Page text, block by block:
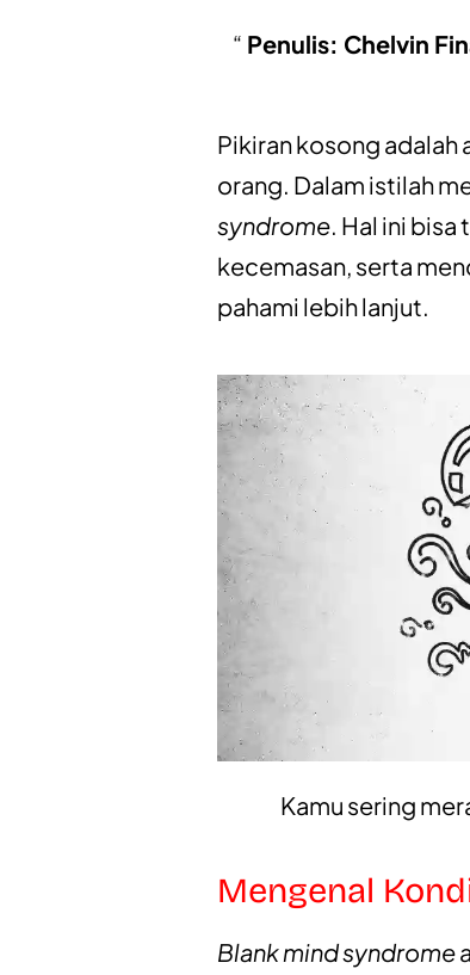
Penulis: Chelvin
Pikiran kosong adalah
orang. Dalam istilah
syndrome. Hal ini
kecemasan, serta
pahami lebih lanjut.
Kamu sering
Mengenal
Blank mind syndrome